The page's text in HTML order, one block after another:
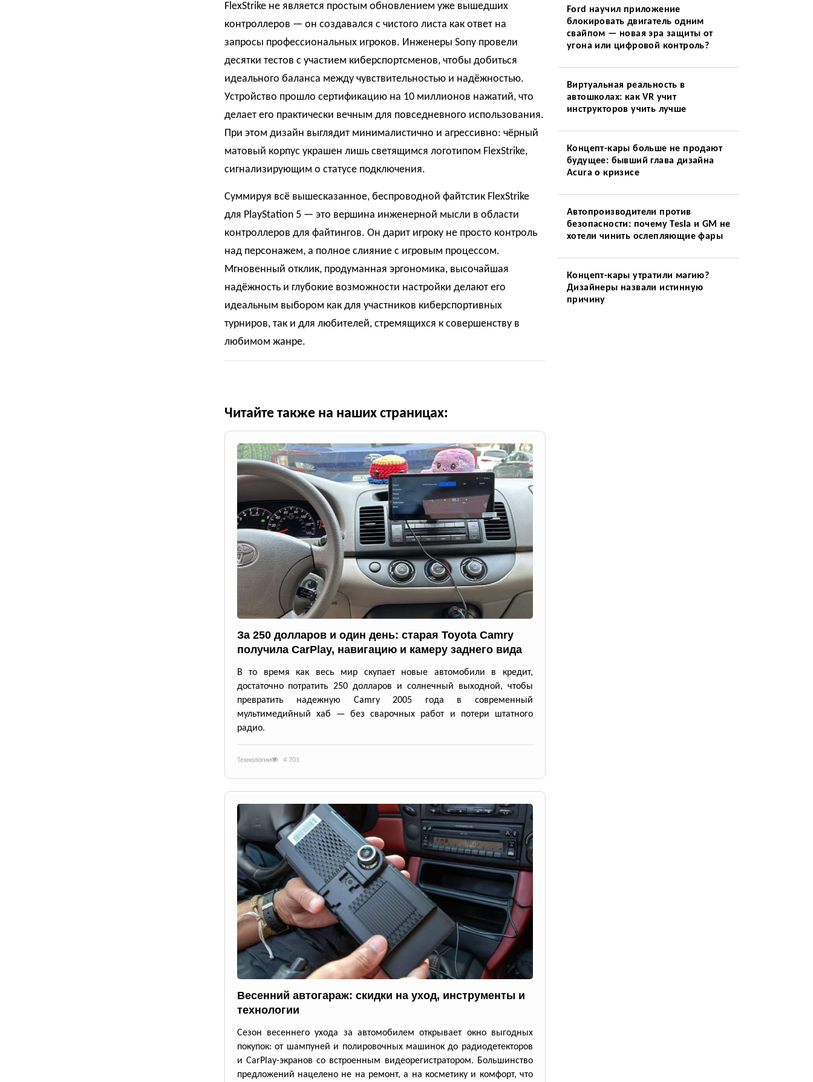
FlexStrike не является простым обновлением уже вышедших
контроллеров — он создавался с чистого листа как ответ на
запросы профессиональных игроков. Инженеры Sony провели
десятки тестов с участием киберспортсменов, чтобы добиться
идеального баланса между чувствительностью и надёжностью.
Устройство прошло сертификацию на 10 миллионов нажатий, что
делает его практически вечным для повседневного использования.
При этом дизайн выглядит минималистично и агрессивно: чёрный
матовый корпус украшен лишь светящимся логотипом FlexStrike,
сигнализирующим о статусе подключения.
Суммируя всё вышесказанное, беспроводной файтстик FlexStrike
для PlayStation 5 — это вершина инженерной мысли в области
контроллеров для файтингов. Он дарит игроку не просто контроль
над персонажем, а полное слияние с игровым процессом.
Мгновенный отклик, продуманная эргономика, высочайшая
надёжность и глубокие возможности настройки делают его
идеальным выбором как для участников киберспортивных
турниров, так и для любителей, стремящихся к совершенству в
любимом жанре.
Читайте также на наших страницах:
За 250 долларов и один день: старая Toyota Camry
получила CarPlay, навигацию и камеру заднего вида
В то время как весь мир скупает новые автомобили в кредит,
достаточно потратить 250 долларов и солнечный выходной, чтобы
превратить надежную Camry 2005 года в современный
мультимедийный хаб — без сварочных работ и потери штатного
радио.
Технологии 4 701
Весенний автогараж: скидки на уход, инструменты и
технологии
Сезон весеннего ухода за автомобилем открывает окно выгодных
покупок: от шампуней и полировочных машинок до радиодетекторов
и CarPlay-экранов со встроенным видеорегистратором. Большинство
предложений нацелено не на ремонт, а на косметику и комфорт, что
Ford научил приложение
блокировать двигатель одним
свайпом — новая эра защиты от
угона или цифровой контроль?
Виртуальная реальность в
автошколах: как VR учит
инструкторов учить лучше
Концепт-кары больше не продают
будущее: бывший глава дизайна
Acura о кризисе
Автопроизводители против
безопасности: почему Tesla и GM не
хотели чинить ослепляющие фары
Концепт-кары утратили магию?
Дизайнеры назвали истинную
причину